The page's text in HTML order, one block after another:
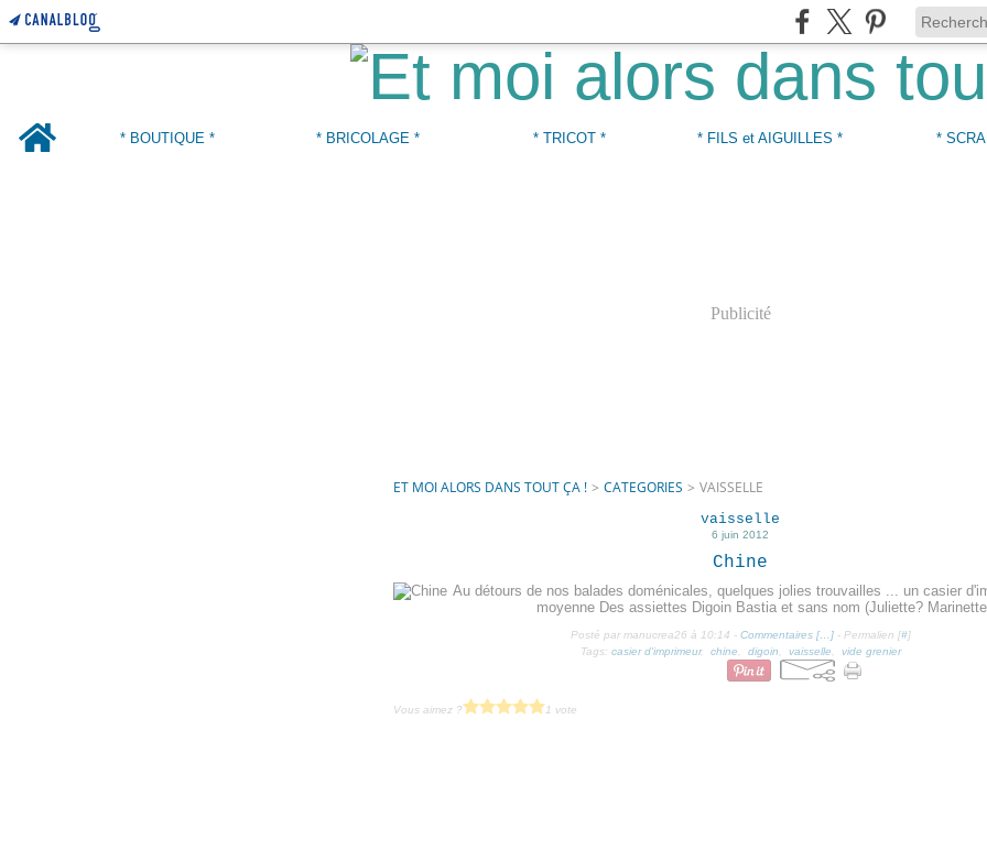
* BOUTIQUE *
* BRICOLAGE * * TRICOT * * FILS et AIGUILLES * *
Publicité
ET MOI ALORS DANS TOUT ÇA ! > CATEGORIES > VAISSELLE
vaisselle
6 juin 2012
Chine
Au détours de nos balades doménicales, quelques jolies trouvailles ... un casier
moyenne Des assiettes Digoin Bastia et sans nom (Juliette?
Posté par manucrea26 à 10:14 - Commentaires [… ]- Permalien [#]
Tags: casier d'imprimeur, chine digoin vaisselle vide grenier
Vous aimez ? 1 vote